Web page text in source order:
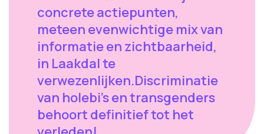
concrete actiepunten,
meteen evenwichtige mix van
informatie en zichtbaarheid,
in Laakdal te
verwezenlijken.Discriminatie
van holebi's en transgenders
behoort definitief tot het